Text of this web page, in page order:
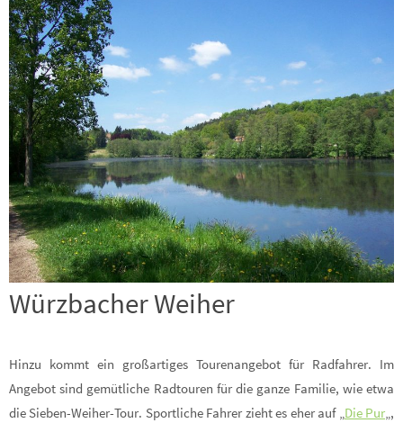
Würzbacher Weiher
Hinzu kommt ein großartiges Tourenangebot für Radfahrer. Im
Angebot sind gemütliche Radtouren für die ganze Familie, wie etwa
die Sieben-Weiher-Tour. Sportliche Fahrer zieht es eher auf „Die Pur„,